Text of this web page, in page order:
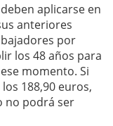
aplicarse en
anteriores
por
los 48 años para
momento. Si
188,90 euros,
no podrá ser